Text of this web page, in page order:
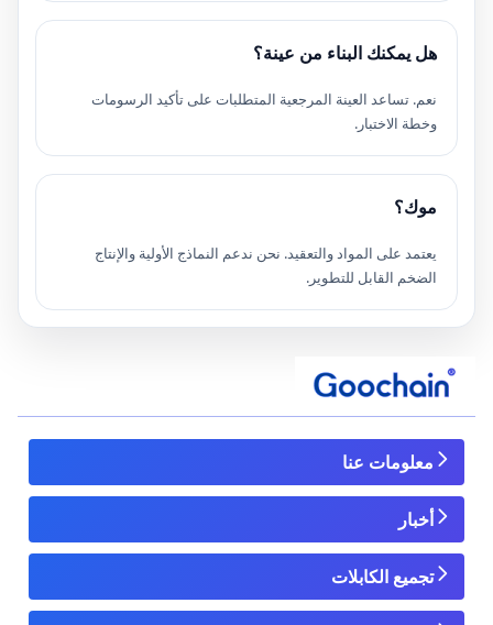
هل يمكنك البناء من عينة؟
نعم. تساعد العينة المرجعية المتطلبات على تأكيد الرسومات
وخطة الاختبار.
موك؟
يعتمد على المواد والتعقيد. نحن ندعم النماذج الأولية والإنتاج
الضخم القابل للتطوير.
معلومات عنا
أخبار
تجميع الكابلات